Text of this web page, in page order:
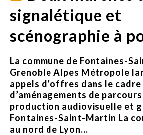
signalétique et
scénographie à
La commune de Fontaines-
Grenoble Alpes Métropole
appels d’offres dans le cadre
d’aménagements de
production audiovisuelle et
Fontaines-Saint-Martin La
au nord de Lyon...